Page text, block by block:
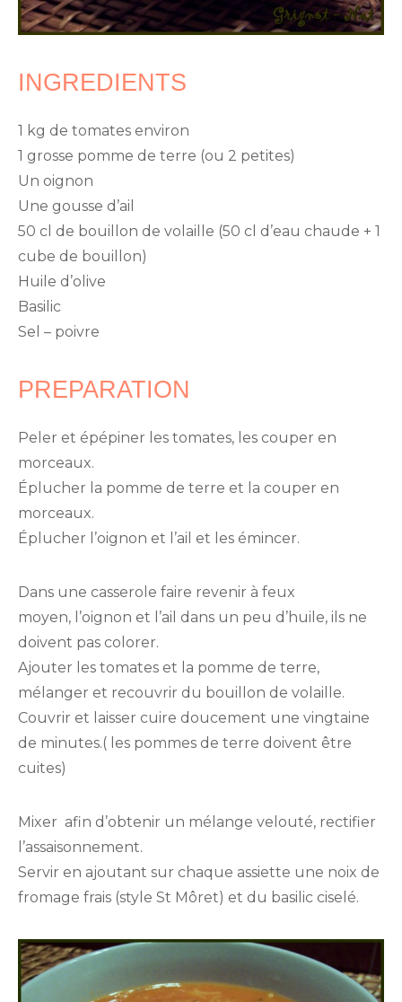
INGREDIENTS
1 kg de tomates environ
1 grosse pomme de terre (ou 2 petites)
Un oignon
Une gousse d’ail
50 cl de bouillon de volaille (50 cl d’eau chaude + 1
cube de bouillon)
Huile d’olive
Basilic
Sel – poivre
PREPARATION
Peler et épépiner les tomates, les couper en
morceaux.
Éplucher la pomme de terre et la couper en
morceaux.
Éplucher l’oignon et l’ail et les émincer.
Dans une casserole faire revenir à feux
moyen, l’oignon et l’ail dans un peu d’huile, ils ne
doivent pas colorer.
Ajouter les tomates et la pomme de terre,
mélanger et recouvrir du bouillon de volaille.
Couvrir et laisser cuire doucement une vingtaine
de minutes.( les pommes de terre doivent être
cuites)
Mixer afin d’obtenir un mélange velouté, rectifier
l’assaisonnement.
Servir en ajoutant sur chaque assiette une noix de
fromage frais (style St Môret) et du basilic ciselé.